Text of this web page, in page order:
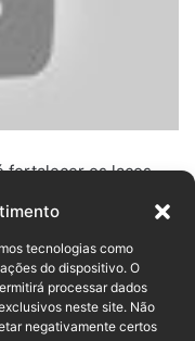
tecnologias como
do dispositivo. O
processar dados
neste site. Não
negativamente certos
fortalecer os laços
cidadã e garantindo o